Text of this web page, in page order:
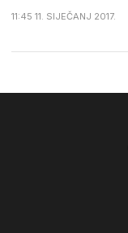
11:45 11. SIJEČANJ 2017.